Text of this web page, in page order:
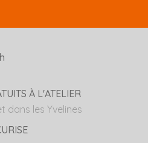
À L'ATELIER
dans les Yvelines